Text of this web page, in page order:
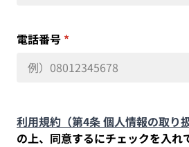
電話番号 *
利用規約（第4条 個人情報の取り
の上、同意するにチェックを入れ